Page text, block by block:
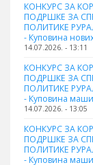
КОНКУРС ЗА
ПОДРШКЕ ЗА
ПОЛИТИКЕ
- Куповина
14.07.2026. - 13:11
КОНКУРС ЗА
ПОДРШКЕ ЗА
ПОЛИТИКЕ
- Куповинa
14.07.2026. - 13:05
КОНКУРС ЗА
ПОДРШКЕ ЗА
ПОЛИТИКЕ
- Куповина